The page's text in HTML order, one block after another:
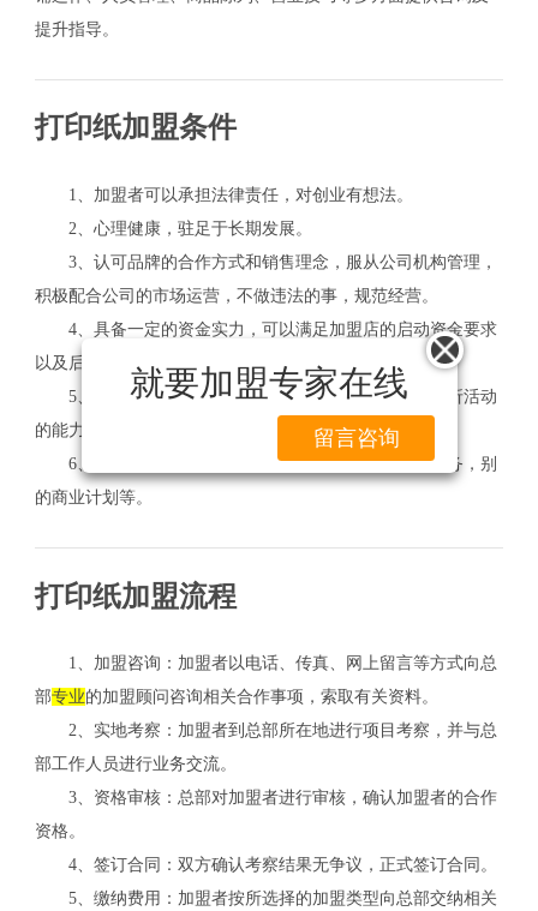
就要加盟专家在线
留言咨询
提升指导。
打印纸加盟条件
1、加盟者可以承担法律责任，对创业有想法。
2、心理健康，驻足于长期发展。
3、认可品牌的合作方式和销售理念，服从公司机构管理，
积极配合公司的市场运营，不做违法的事，规范经营。
4、具备一定的资金实力，可以满足加盟店的启动资金要求
以及后期的营销费用。
5、品牌加盟商有较强的公关能力及策划组织各类打折活动
的能力。
6、一定要
严格遵循品牌加盟的相关管理营销业务，别
的商业计划等。
打印纸加盟流程
1、加盟咨询：加盟者以电话、传真、网上留言等方式向总
部专业的加盟顾问咨询相关合作事项，索取有关资料。
2、实地考察：加盟者到总部所在地进行项目考察，并与总
部工作人员进行业务交流。
3、资格审核：总部对加盟者进行审核，确认加盟者的合作
资格。
4、签订合同：双方确认考察结果无争议，正式签订合同。
5、缴纳费用：加盟者按所选择的加盟类型向总部交纳相关